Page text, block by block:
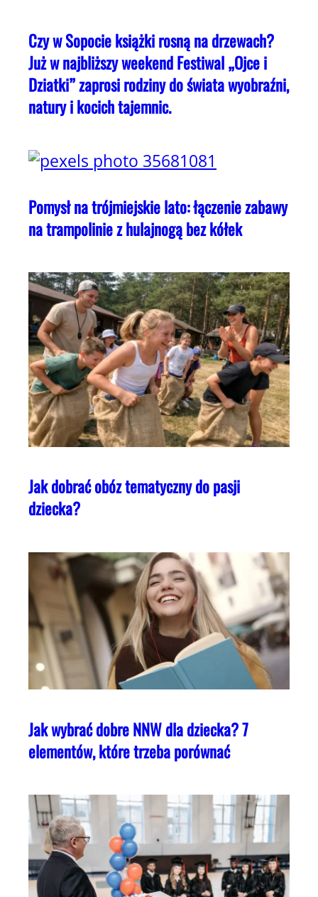
Czy w Sopocie książki rosną na drzewach?
Już w najbliższy weekend Festiwal „Ojce i
Dziatki” zaprosi rodziny do świata wyobraźni,
natury i kocich tajemnic.
Pomysł na trójmiejskie lato: łączenie zabawy
na trampolinie z hulajnogą bez kółek
Jak dobrać obóz tematyczny do pasji
dziecka?
Jak wybrać dobre NNW dla dziecka? 7
elementów, które trzeba porównać